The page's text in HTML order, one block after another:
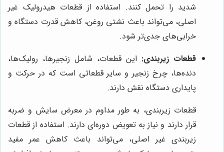
شدید را تحمل کنند. استفاده از قطعات هیدرولیک غیر
اصلی، می‌تواند باعث نشتی روغن، کاهش قدرت دستگاه و
خرابی‌های جدی‌تر شود.
قطعات زیربندی: این قطعات، شامل زنجیرها، رولیک‌ها،
دنده‌ها، چرخ زنجیر و سایر قطعاتی است که در حرکت و
پایداری دستگاه نقش دارند.
قطعات زیربندی، به طور مداوم در معرض سایش و ضربه
قرار دارند و نیاز به تعویض دوره‌ای دارند. استفاده از قطعات
زیربندی غیر اصلی، می‌تواند باعث کاهش عمر مفید